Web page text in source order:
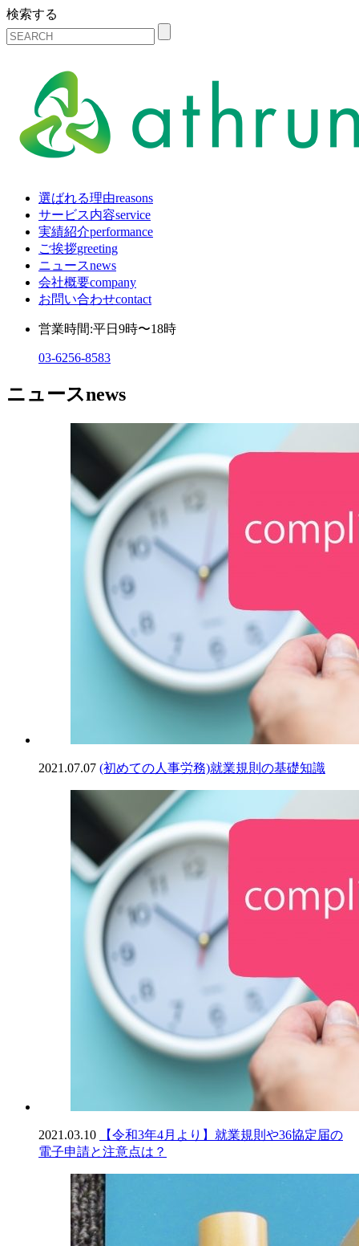
検索する
選ばれる理由reasons
サービス内容service
実績紹介performance
ご挨拶greeting
ニュースnews
会社概要company
お問い合わせcontact
営業時間:平日9時〜18時
03-6256-8583
ニュースnews
2021.07.07 (初めての人事労務)就業規則の基礎知識
2021.03.10
【令和3年4月より】就業規則や36協定届の
電子申請と注意点は？